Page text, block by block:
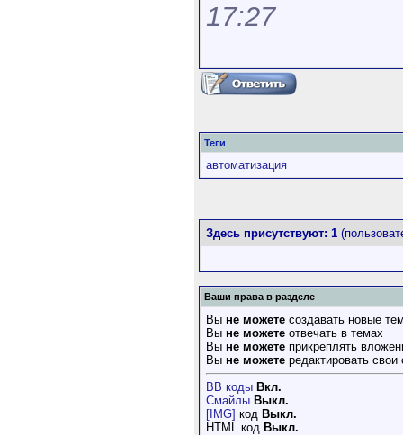
17:27
Теги
автоматизация
Здесь присутствуют: 1
Ваши права в разделе
Вы не можете создавать новые
Вы не можете отвечать в темах
Вы не можете прикреплять
Вы не можете редактировать
BB коды Вкл.
Смайлы Выкл.
[IMG] код Выкл.
HTML код Выкл.